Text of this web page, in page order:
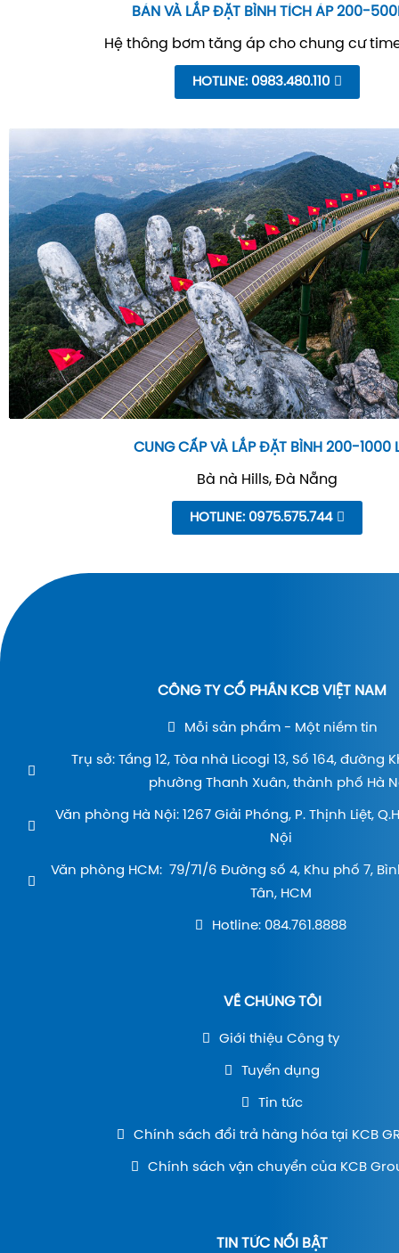
BÁN VÀ LẮP ĐẶT BÌNH TÍCH ÁP 200-
Hệ thông bơm tăng áp cho chung cư
HOTLINE: 0983.480.110
CUNG CẤP VÀ LẮP ĐẶT BÌNH 200-1000
Bà nà Hills, Đà Nẵng
HOTLINE: 0975.575.744
CÔNG TY CỔ PHẦN KCB VIỆT NAM
Mỗi sản phẩm - Một niềm tin
Trụ sở: Tầng 12, Tòa nhà Licogi 13, Số 164, đường
phường Thanh Xuân, thành phố Hà
Văn phòng Hà Nội: 1267 Giải Phóng, P. Thịnh Liệt,
Nội
Văn phòng HCM: 79/71/6 Đường số 4, Khu phố 7,
Tân, HCM
Hotline: 084.761.8888
VỀ CHÚNG TÔI
Giới thiệu Công ty
Tuyển dụng
Tin tức
Chính sách đổi trả hàng hóa tại KCB
Chính sách vận chuyển của KCB
TIN TỨC NỔI BẬT